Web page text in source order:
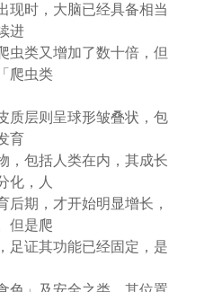
现时，大脑已经具备相当
进
虫类又增加了数十倍，但
爬虫类
质层则呈球形皱叠状，包
育
，包括人类在内，其成长
化，人
后期，才开始明显增长，
但是爬
足证其功能已经固定，是